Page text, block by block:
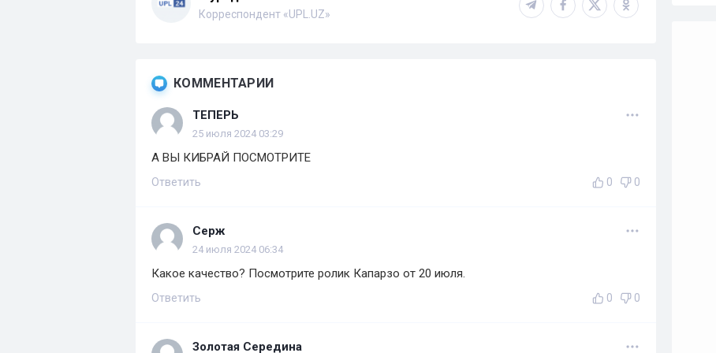
Корреспондент «UPL.UZ»
КОММЕНТАРИИ
ТЕПЕРЬ
25 июля 2024 03:29
А ВЫ КИБРАЙ ПОСМОТРИТЕ
Ответить 0 0
Серж
24 июля 2024 06:34
Какое качество? Посмотрите ролик Капарзо от 20 июля.
Ответить 0 0
Золотая Середина